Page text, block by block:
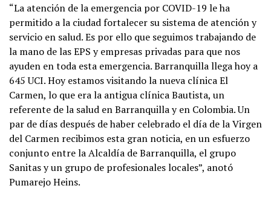
“La atención de la emergencia por COVID-19 le ha
permitido a la ciudad fortalecer su sistema de atención y
servicio en salud. Es por ello que seguimos trabajando de
la mano de las EPS y empresas privadas para que nos
ayuden en toda esta emergencia. Barranquilla llega hoy a
645 UCI. Hoy estamos visitando la nueva clínica El
Carmen, lo que era la antigua clínica Bautista, un
referente de la salud en Barranquilla y en Colombia. Un
par de días después de haber celebrado el día de la Virgen
del Carmen recibimos esta gran noticia, en un esfuerzo
conjunto entre la Alcaldía de Barranquilla, el grupo
Sanitas y un grupo de profesionales locales”, anotó
Pumarejo Heins.